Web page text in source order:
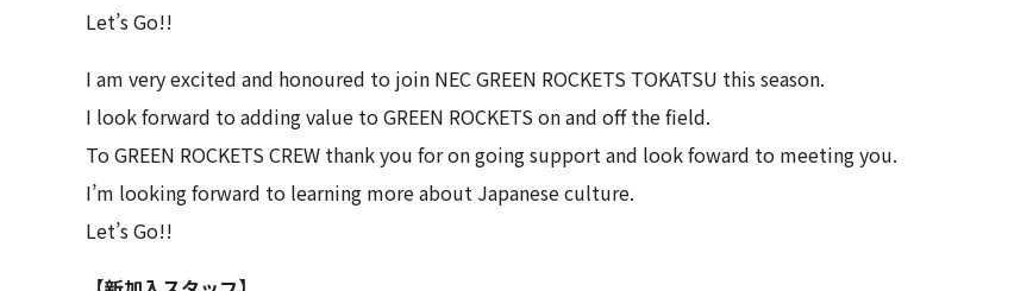
Let’s Go!!
I am very excited and honoured to join NEC GREEN ROCKETS TOKATSU this season.
I look forward to adding value to GREEN ROCKETS on and off the field.
To GREEN ROCKETS CREW thank you for on going support and look foward to meeting you.
I’m looking forward to learning more about Japanese culture.
Let’s Go!!